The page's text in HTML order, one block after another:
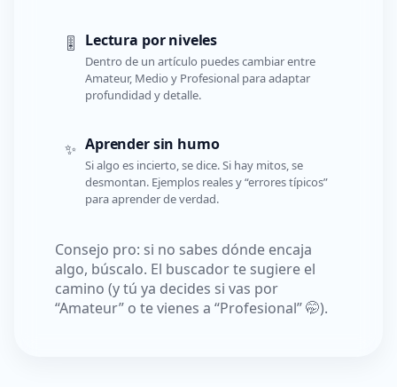
🎚️ Lectura por niveles
Dentro de un artículo puedes cambiar entre
Amateur, Medio y Profesional para adaptar
profundidad y detalle.
✨ Aprender sin humo
Si algo es incierto, se dice. Si hay mitos, se
desmontan. Ejemplos reales y “errores típicos”
para aprender de verdad.
Consejo pro: si no sabes dónde encaja
algo, búscalo. El buscador te sugiere el
camino (y tú ya decides si vas por
“Amateur” o te vienes a “Profesional” 🤭).